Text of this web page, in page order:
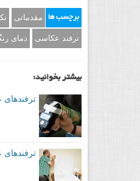
رنگ فلاش بر سوژه‌های